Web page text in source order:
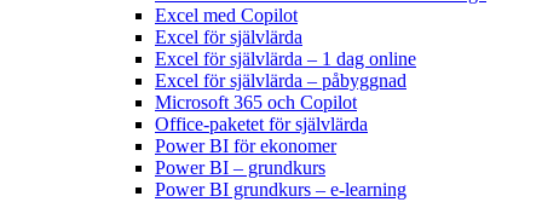
Excel med Copilot
Excel för självlärda
Excel för självlärda – 1 dag online
Excel för självlärda – påbyggnad
Microsoft 365 och Copilot
Office-paketet för självlärda
Power BI för ekonomer
Power BI – grundkurs
Power BI grundkurs – e-learning